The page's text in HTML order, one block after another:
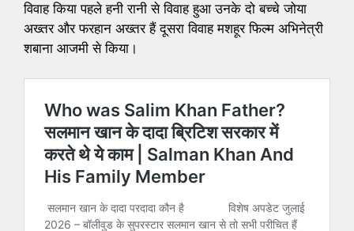
विवाह किया पहले हनी रानी से विवाह हुआ उनके दो बच्चे जोया
अख्तर और फरहान अख्तर हैं दूसरा विवाह मशहूर फिल्म अभिनेत्री
शबाना आजमी से किया।